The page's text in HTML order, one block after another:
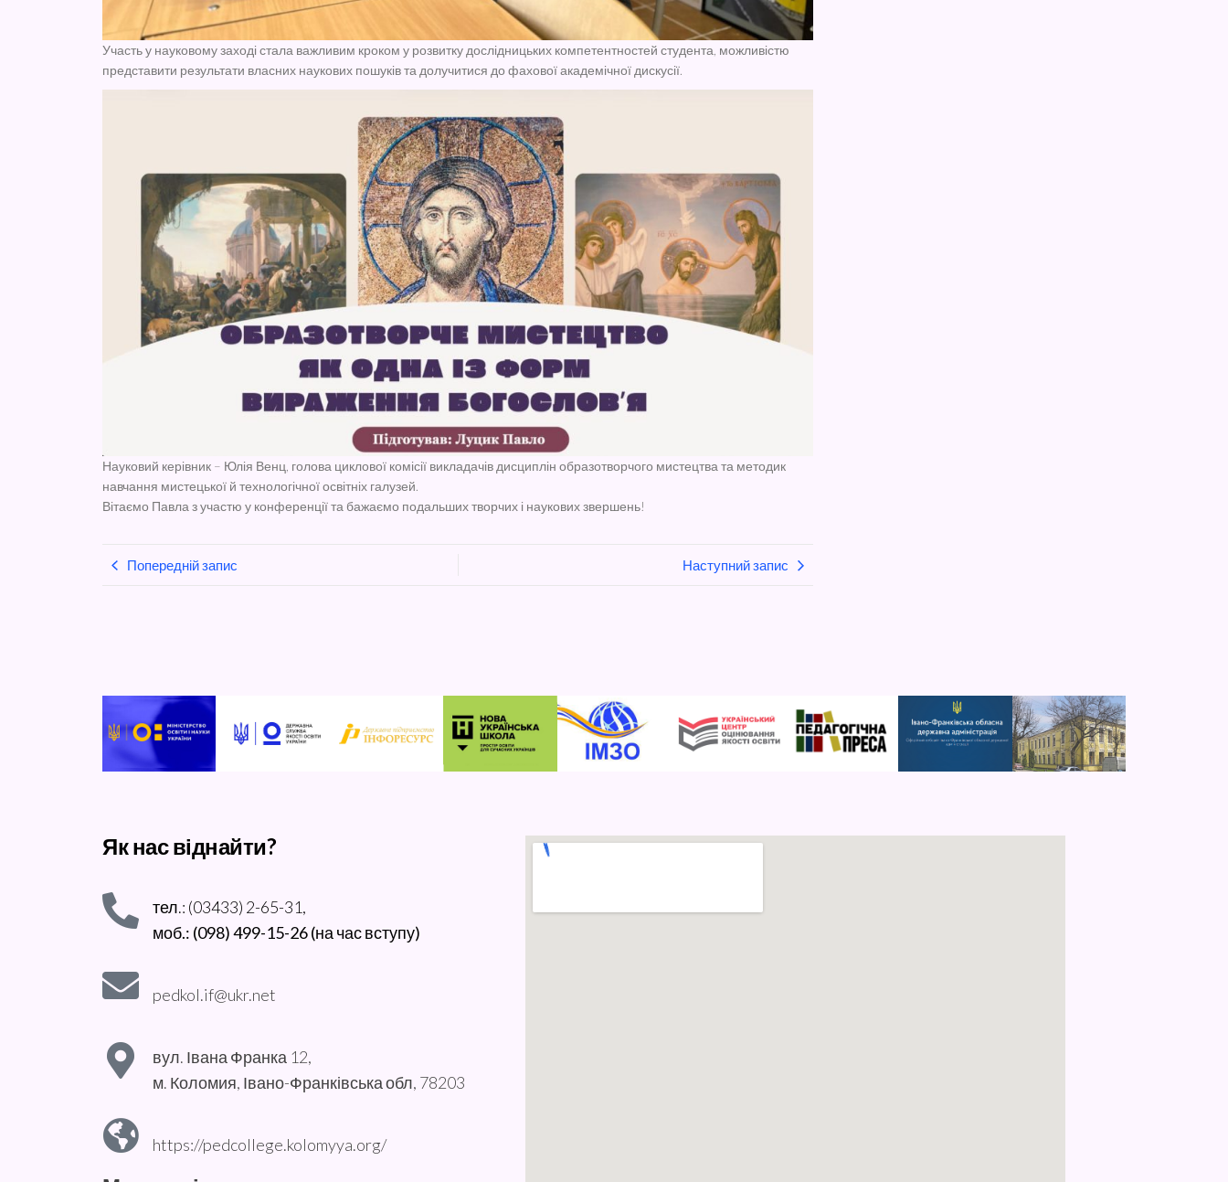
Участь у науковому заході стала важливим кроком у розвитку дослідницьких компетентностей студента, можливістю
представити результати власних наукових пошуків та долучитися до фахової академічної дискусії.
Науковий керівник – Юлія Венц, голова циклової комісії викладачів дисциплін образотворчого мистецтва та методик
навчання мистецької й технологічної освітніх галузей.
Вітаємо Павла з участю у конференції та бажаємо подальших творчих і наукових звершень!
Попередній запис Наступний запис
Як нас віднайти?
тел.: (03433) 2-65-31,
моб.: (098) 499-15-26 (на час вступу)
pedkol.if@ukr.net
вул. Івана Франка 12,
м. Коломия, Івано-Франківська обл, 78203
https://pedcollege.kolomyya.org/